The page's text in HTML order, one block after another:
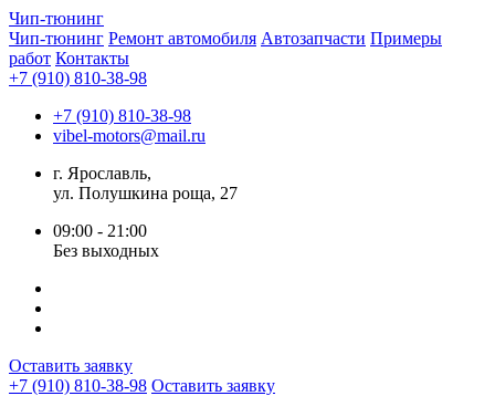
Чип-тюнинг
Чип-тюнинг Ремонт автомобиля Автозапчасти Примеры
работ Контакты
+7 (910) 810-38-98
+7 (910) 810-38-98
vibel-motors@mail.ru
г. Ярославль,
ул. Полушкина роща, 27
09:00 - 21:00
Без выходных
Оставить заявку
+7 (910) 810-38-98 Оставить заявку